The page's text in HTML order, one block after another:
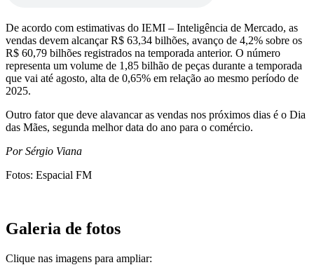
De acordo com estimativas do IEMI – Inteligência de Mercado, as
vendas devem alcançar R$ 63,34 bilhões, avanço de 4,2% sobre os
R$ 60,79 bilhões registrados na temporada anterior. O número
representa um volume de 1,85 bilhão de peças durante a temporada
que vai até agosto, alta de 0,65% em relação ao mesmo período de
2025.
Outro fator que deve alavancar as vendas nos próximos dias é o Dia
das Mães, segunda melhor data do ano para o comércio.
Por Sérgio Viana
Fotos: Espacial FM
Galeria de fotos
Clique nas imagens para ampliar: